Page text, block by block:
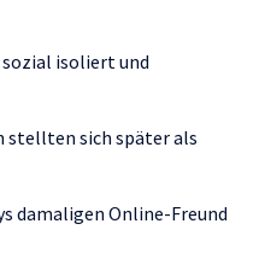
isoliert und
stellten sich später als
damaligen Online-Freund